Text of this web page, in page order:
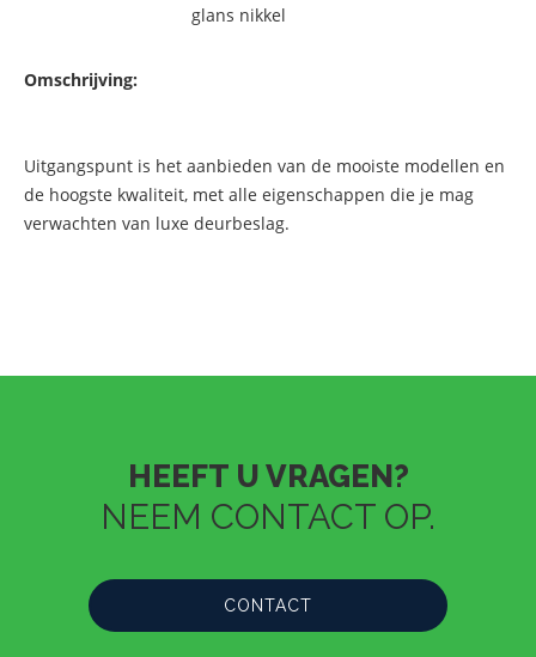
glans nikkel
Omschrijving:
Uitgangspunt is het aanbieden van de mooiste modellen en
de hoogste kwaliteit, met alle eigenschappen die je mag
verwachten van luxe deurbeslag.
HEEFT U VRAGEN?
NEEM CONTACT OP.
CONTACT